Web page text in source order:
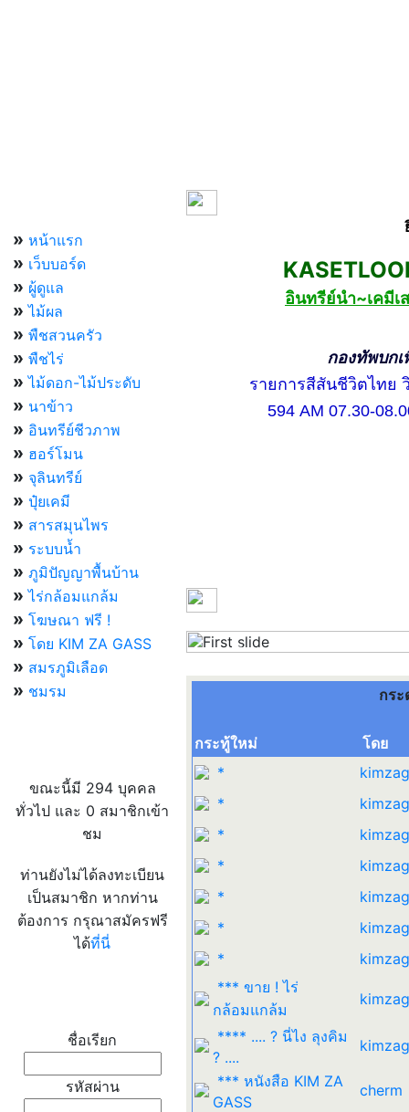
» หน้าแรก
» เว็บบอร์ด
» ผู้ดูแล
» ไม้ผล
» พืชสวนครัว
» พืชไร่
» ไม้ดอก-ไม้ประดับ
» นาข้าว
» อินทรีย์ชีวภาพ
» ฮอร์โมน
» จุลินทรีย์
» ปุ๋ยเคมี
» สารสมุนไพร
» ระบบน้ำ
» ภูมิปัญญาพื้นบ้าน
» ไร่กล้อมแกล้ม
» โฆษณา ฟรี !
» โดย KIM ZA GASS
» สมรภูมิเลือด
» ชมรม
ขณะนี้มี 294 บุคคล
ทั่วไป และ 0 สมาชิกเข้า
ชม
ท่านยังไม่ได้ลงทะเบียน
เป็นสมาชิก หากท่าน
ต้องการ กรุณาสมัครฟรี
ได้ที่นี่
ชื่อเรียก
รหัสผ่าน
อินทรีย์นำ~เคมีเ
กองทัพบกเพื่อป
รายการสีสันชีวิตไทย วิ
594 AM 07.30-08.00
Previous
กร
กระทู้ใหม่
โดย
*
*
*
*
*
*
*
*** ขาย ! ไร่
กล้อมแกล้ม
**** .... ? นี่ไง ลุงคิม
? ....
*** หนังสือ KIM ZA
GASS
cherm